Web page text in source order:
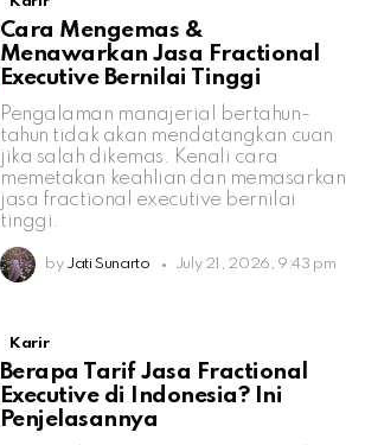
Cara Mengemas &
Menawarkan Jasa Fractional
Executive Bernilai Tinggi
Pengalaman manajerial bertahun-
tahun tidak akan mendatangkan cuan
jika salah dikemas. Kenali cara
memetakan keahlian dan memasarkan
jasa fractional executive bernilai
tinggi.
by Jati Sunarto July 21, 2026, 9:43 pm
Karir
Berapa Tarif Jasa Fractional
Executive di Indonesia? Ini
Penjelasannya